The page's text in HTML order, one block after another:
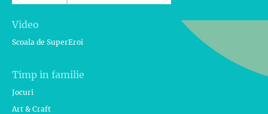
Video
Scoala de SuperEroi
Timp in familie
Jocuri
Art & Craft